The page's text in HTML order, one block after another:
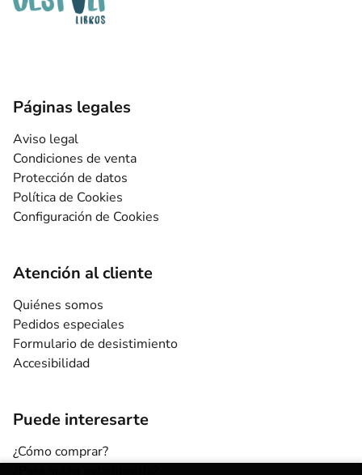
Páginas legales
Aviso legal
Condiciones de venta
Protección de datos
Política de Cookies
Configuración de Cookies
Atención al cliente
Quiénes somos
Pedidos especiales
Formulario de desistimiento
Accesibilidad
Puede interesarte
¿Cómo comprar?